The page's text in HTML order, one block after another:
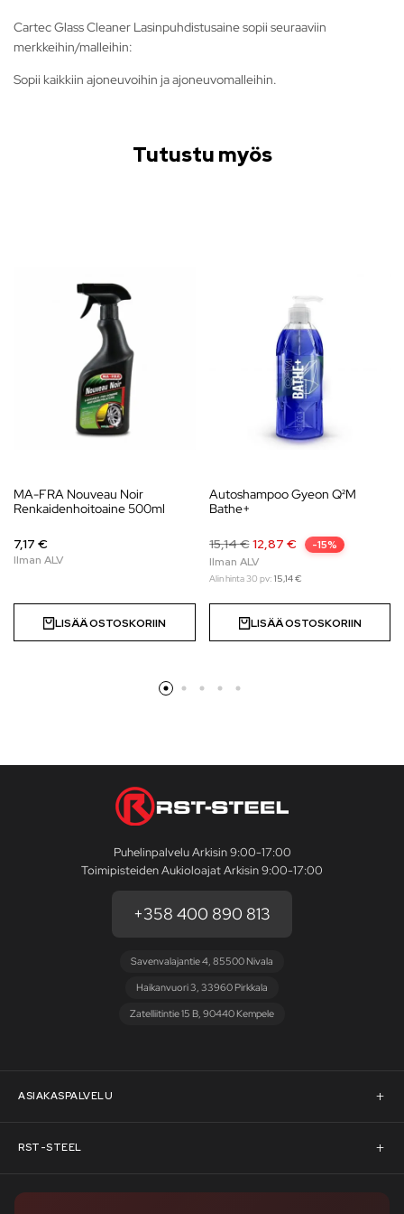
Cartec Glass Cleaner Lasinpuhdistusaine sopii seuraaviin
merkkeihin/malleihin:
Sopii kaikkiin ajoneuvoihin ja ajoneuvomalleihin.
Tutustu myös
MA-FRA Nouveau Noir
Renkaidenhoitoaine 500ml
7,17 €
LISÄÄ OSTOSKORIIN
Autoshampoo Gyeon Q²M
Bathe+
15,14€12,87 € -15%
Alin hinta 30 pv: 15,14€
LISÄÄ OSTOSKORIIN
Puhelinpalvelu Arkisin 9:00-17:00
Toimipisteiden Aukioloajat Arkisin 9:00-17:00
+358 400 890 813
Savenvalajantie 4, 85500 Nivala
Haikanvuori 3, 33960 Pirkkala
Zatelliitintie 15 B, 90440 Kempele
ASIAKASPALVELU
Asiakaspalvelu
Pyydä tarjous
RST-STEEL
RST-Steelin tarina